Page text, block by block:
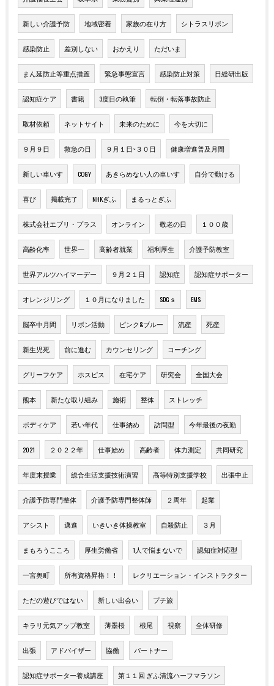
新しい介護予防 地域密着 家族の在り方 シトラスリボン
感染防止 差別しない おかえり ただいま
まん延防止等重点措置 緊急事態宣言 感染防止対策 日総研出版
認知症ケア 書籍 3度目の執筆 転倒・転落事故防止
取材依頼 ネットサイト 未来のために 今を大切に
９月９日 救急の日 ９月１日~３０日 健康増進普及月間
新しい車いす COGY あきらめない人の車いす 自分で動ける
喜び 掲載完了 NHKぎふ まるっとぎふ
株式会社エブリ・プラス オンライン 敬老の日 １００歳
高齢化率 世界一 高齢者就業 福利厚生 介護予防教室
世界アルツハイマーデー ９月２１日 認知症 認知症サポーター
オレンジリング １０月になりました SDGｓ EMS
脳卒中月間 リボン活動 ピンク&ブルー 流産 死産
新生児死 前に進む カウンセリング コーチング
グリーフケア ホスピス 在宅ケア 研究会 全国大会
熊本 新たな取り組み 施術 整体 ストレッチ
ボディケア 若い年代 仕事納め 訪問型 今年最後の夜勤
2021 ２０２２年 仕事始め 高齢者 体力測定 共同研究
年度末授業 総合生活支援技術演習 高等特別支援学校 出張中止
介護予防専門整体 介護予防専門整体師 ２周年 起業
アシスト 邁進 いきいき体操教室 自殺防止 ３月
まもろうこころ 厚生労働省 1人で悩まないで 認知症対応型
一宮奥町 所有資格昇格！！ レクリエーション・インストラクター
ただの遊びではない 新しい出会い プチ旅
キラリ元気アップ教室 薄墨桜 根尾 視察 全体研修
出張 アドバイザー 協働 パートナー
認知症サポーター養成講座 第１１回 ぎふ清流ハーフマラソン